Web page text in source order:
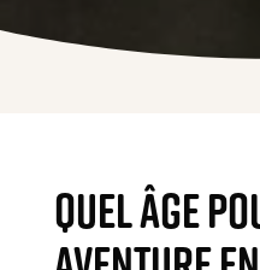
Quel âge